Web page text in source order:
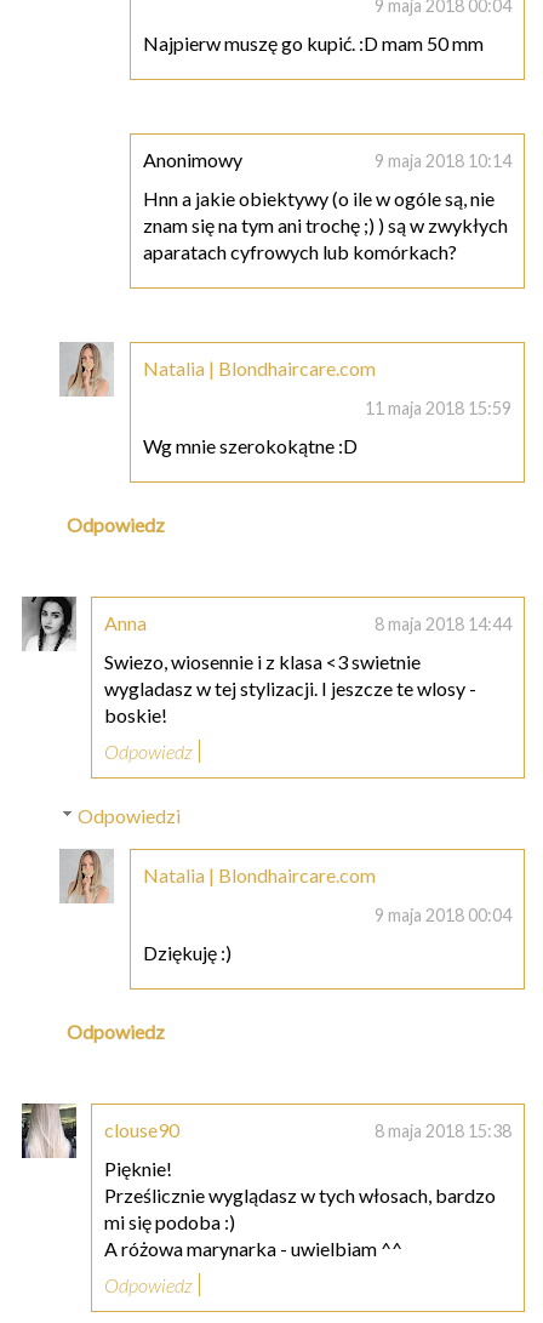
9 maja 2018 00:04
Najpierw muszę go kupić. :D mam 50 mm
Anonimowy 9 maja 2018 10:14
Hnn a jakie obiektywy (o ile w ogóle są, nie
znam się na tym ani trochę ;) ) są w zwykłych
aparatach cyfrowych lub komórkach?
Natalia | Blondhaircare.com
11 maja 2018 15:59
Wg mnie szerokokątne :D
Odpowiedz
Anna 8 maja 2018 14:44
Swiezo, wiosennie i z klasa <3 swietnie
wygladasz w tej stylizacji. I jeszcze te wlosy -
boskie!
Odpowiedz
Odpowiedzi
Natalia | Blondhaircare.com
9 maja 2018 00:04
Dziękuję :)
Odpowiedz
clouse90 8 maja 2018 15:38
Pięknie!
Prześlicznie wyglądasz w tych włosach, bardzo
mi się podoba :)
A różowa marynarka - uwielbiam ^^
Odpowiedz